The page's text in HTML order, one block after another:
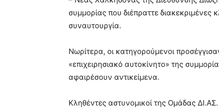
συμμορίας που διέπραττε διακεκριμένες
συναυτουργία.
Νωρίτερα, οι κατηγορούμενοι
«επιχειρησιακό αυτοκίνητο» της
αφαιρέσουν αντικείμενα.
Κληθέντες αστυνομικοί της Ομάδας